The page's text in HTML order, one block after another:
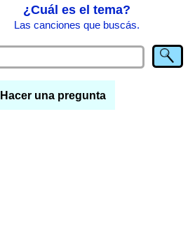
¿Cuál es el tema?
Las canciones que buscás.
Hacer una pregunta